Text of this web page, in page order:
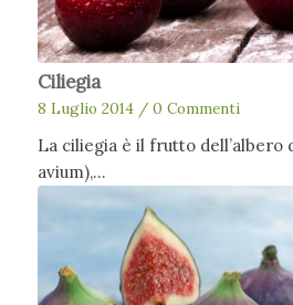
Ciliegia
8 Luglio 2014 / 0 Commenti
La ciliegia è il frutto dell’albero
avium),…